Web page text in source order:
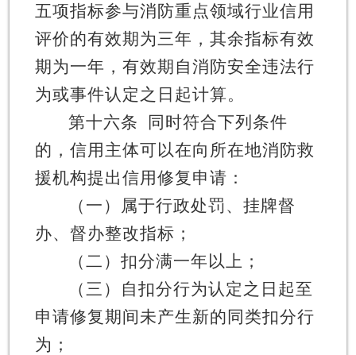
五项指标参与消防重点领域行业信用
评价的有效期为三年，其余指标有效
期为一年，有效期自消防安全违法行
为或事件认定之日起计算。
第十六条
同时符合下列条件
的，信用主体可以在向所在地消防救
援机构提出信用修复申请：
（一）属于行政处罚、挂牌督
办、督办整改指标；
（二）扣分满一年以上；
（三）自扣分行为认定之日起至
申请修复期间未产生新的同类扣分行
为；